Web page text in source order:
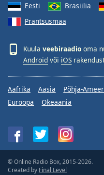
Eesti
Brasiilia
Prantsusmaa
Kuula veebiraadio oma
Android või iOS
Aafrika Aasia Põhja-
Euroopa
Okeaania
© Online Radio Box, 2015-2026.
Created by Final Level